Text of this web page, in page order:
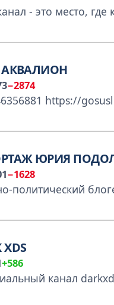
АКВАЛИОН
−2874
ЮРИЯ
−1628
XDS
+586